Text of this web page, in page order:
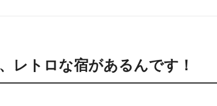
レトロな宿があるんです！